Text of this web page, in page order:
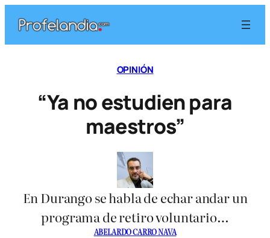
contenido
OPINIÓN
“Ya no estudien para
maestros”
En Durango se habla de echar andar un
programa de retiro voluntario…
ABELARDO CARRO NAVA